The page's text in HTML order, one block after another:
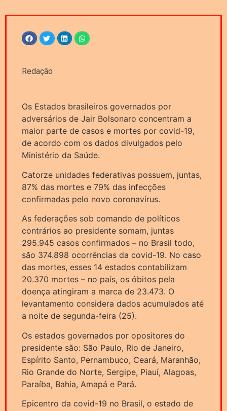
Redação
Os Estados brasileiros governados por
adversários de Jair Bolsonaro concentram a
maior parte de casos e mortes por covid-19,
de acordo com os dados divulgados pelo
Ministério da Saúde.
Catorze unidades federativas possuem, juntas,
87% das mortes e 79% das infecções
confirmadas pelo novo coronavírus.
As federações sob comando de políticos
contrários ao presidente somam, juntas
295.945 casos confirmados – no Brasil todo,
são 374.898 ocorrências da covid-19. No caso
das mortes, esses 14 estados contabilizam
20.370 mortes – no país, os óbitos pela
doença atingiram a marca de 23.473. O
levantamento considera dados acumulados até
a noite de segunda-feira (25).
Os estados governados por opositores do
presidente são: São Paulo, Rio de Janeiro,
Espírito Santo, Pernambuco, Ceará, Maranhão,
Rio Grande do Norte, Sergipe, Piauí, Alagoas,
Paraíba, Bahia, Amapá e Pará.
Epicentro da covid-19 no Brasil, o estado de